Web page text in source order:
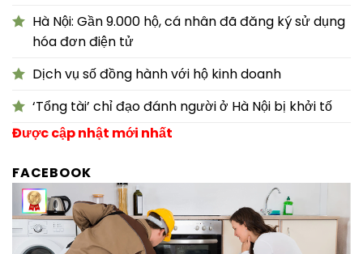
Hà Nội: Gần 9.000 hộ, cá nhân đã đăng ký sử dụng
hóa đơn điện tử
Dịch vụ số đồng hành với hộ kinh doanh
‘Tổng tài’ chỉ đạo đánh người ở Hà Nội bị khởi tố
Được cập nhật mới nhất
FACEBOOK